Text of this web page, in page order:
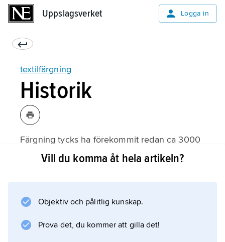
Uppslagsverket Logga in
textilfärgning
Historik
Färgning tycks ha förekommit redan ca 3000
f.Kr. i Kina och Egypten och troligen Indien.
färgningskonsten allmän runt östra
Medelhavet. Man färgade med purpur från
Vill du komma åt hela artikeln?
Objektiv och pålitlig kunskap.
Prova det, du kommer att gilla det!